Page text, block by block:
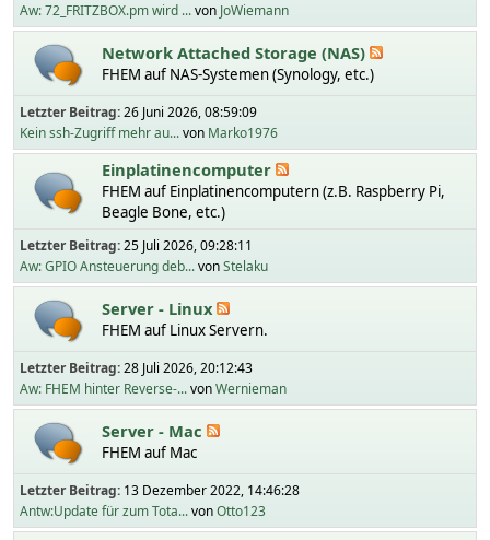
Aw: 72_FRITZBOX.pm wird ...von JoWiemann
Network Attached Storage (NAS)
FHEM auf NAS-Systemen (Synology, etc.)
Letzter Beitrag:26 Juni 2026, 08:59:09
Kein ssh-Zugriff mehr au...von Marko1976
Einplatinencomputer
FHEM auf Einplatinencomputern (z.B. Raspberry Pi,
Beagle Bone, etc.)
Letzter Beitrag:25 Juli 2026, 09:28:11
Aw: GPIO Ansteuerung deb...vonStelaku
Server - Linux
FHEM auf Linux Servern.
Letzter Beitrag:28 Juli 2026, 20:12:43
Aw: FHEM hinter Reverse-...vonWernieman
Server - Mac
FHEM auf Mac
Letzter Beitrag: 13 Dezember 2022, 14:46:28
Antw:Update für zum Tota...vonOtto123